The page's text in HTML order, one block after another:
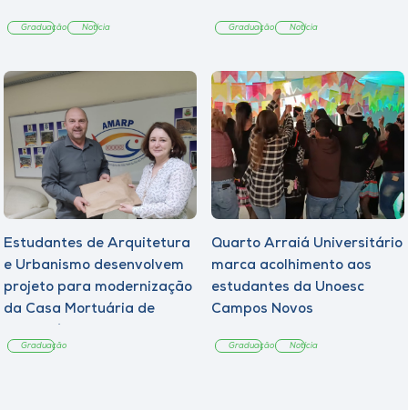
Graduação Notícia Graduação Notícia
Estudantes de Arquitetura
e Urbanismo desenvolvem
projeto para modernização
da Casa Mortuária de
Graduação
Quarto Arraiá Universitário
marca acolhimento aos
estudantes da Unoesc
Campos Novos
Graduação Notícia